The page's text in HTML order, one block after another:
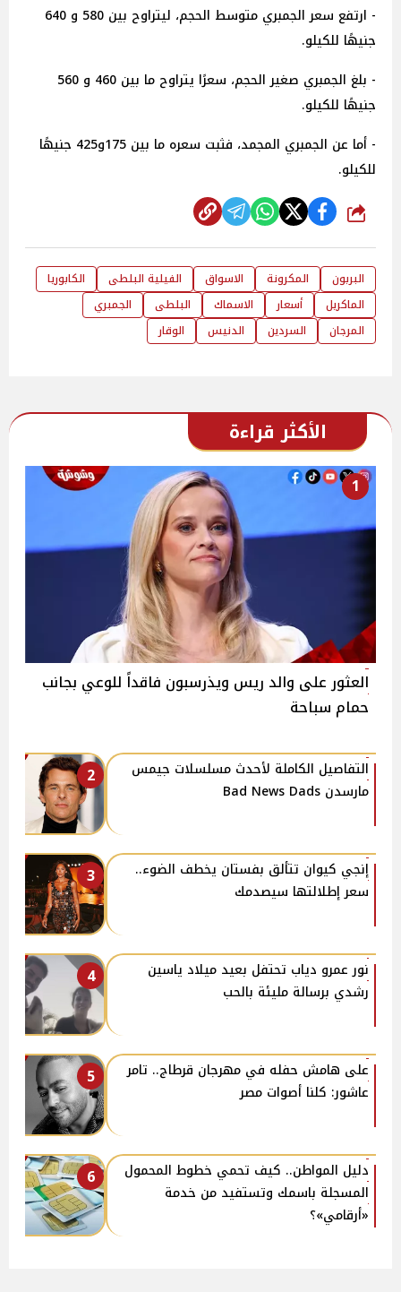
- ارتفع سعر الجمبري متوسط الحجم، ليتراوح بين 580 و 640
جنيهًا للكيلو.
- بلغ الجمبري صغير الحجم، سعرًا يتراوح ما بين 460 و 560
جنيهًا للكيلو.
- أما عن الجمبري المجمد، فثبت سعره ما بين 175و425 جنيهًا
للكيلو.
شارك
البربون المكرونة الاسواق الفيلية البلطى
الكابوريا
الماكريل
أسعار الاسماك البلطى
الجمبري
المرجان
السردين الدنيس الوقار
الأكثر قراءة
1
العثور على والد ريس ويذرسبون فاقداً للوعي بجانب
حمام سباحة
2
التفاصيل الكاملة لأحدث مسلسلات جيمس
مارسدن Bad News Dads
3
إنجي كيوان تتألق بفستان يخطف الضوء..
سعر إطلالتها سيصدمك
4
نور عمرو دياب تحتفل بعيد ميلاد ياسين
رشدي برسالة مليئة بالحب
5
على هامش حفله في مهرجان قرطاج.. تامر
عاشور: كلنا أصوات مصر
6
دليل المواطن.. كيف تحمي خطوط المحمول
المسجلة باسمك وتستفيد من خدمة
«أرقامي»؟